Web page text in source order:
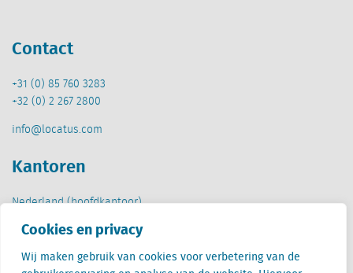
Cookies en privacy
Wij maken gebruik van cookies voor verbetering van de
Contact
+31 (0) 85 760 3283
+32 (0) 2 267 2800
info@locatus.com
Kantoren
Nederland (hoofdkantoor)
Creative Valley
Stationsplein 32
3511 ED Utrecht